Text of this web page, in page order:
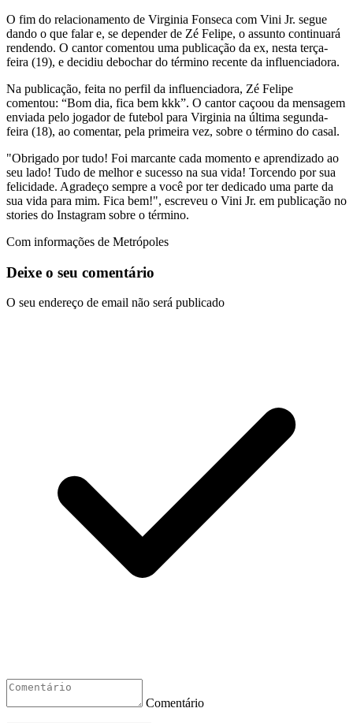
O fim do relacionamento de Virginia Fonseca com Vini Jr. segue
dando o que falar e, se depender de Zé Felipe, o assunto continuará
rendendo. O cantor comentou uma publicação da ex, nesta terça-
feira (19), e decidiu debochar do término recente da influenciadora.
Na publicação, feita no perfil da influenciadora, Zé Felipe
comentou: “Bom dia, fica bem kkk”. O cantor caçoou da mensagem
enviada pelo jogador de futebol para Virginia na última segunda-
feira (18), ao comentar, pela primeira vez, sobre o término do casal.
"Obrigado por tudo! Foi marcante cada momento e aprendizado ao
seu lado! Tudo de melhor e sucesso na sua vida! Torcendo por sua
felicidade. Agradeço sempre a você por ter dedicado uma parte da
sua vida para mim. Fica bem!", escreveu o Vini Jr. em publicação no
stories do Instagram sobre o término.
Com informações de Metrópoles
Deixe o seu comentário
O seu endereço de email não será publicado
Comentário